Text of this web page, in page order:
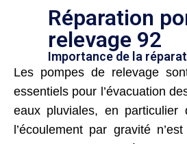
Réparation
relevage 92
Importance de la
Les pompes de relevage
essentiels pour l’évacuation
eaux pluviales, en particulier
l’écoulement par gravité